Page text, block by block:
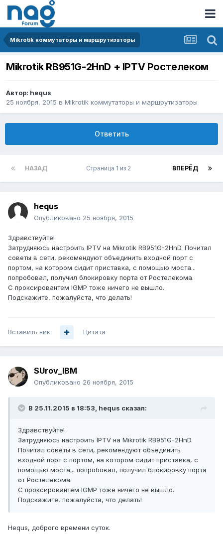
Mikrotik коммутаторы и маршрутизаторы
Mikrotik RB951G-2HnD + IPTV Ростелеком
Автор: hequs
25 ноября, 2015 в Mikrotik коммутаторы и маршрутизаторы
Ответить
НАЗАД ВПЕРЁД
Страница 1 из 2
hequs
Опубликовано 25 ноября, 2015
Здравствуйте!
Затрудняюсь настроить IPTV на Mikrotik RB951G-2HnD. Почитал
советы в сети, рекомендуют объединить входной порт с
портом, на котором сидит приставка, с помощью моста...
попробовал, получил блокировку порта от Ростелекома.
С проксировантем IGMP тоже ничего не вышло.
Подскажите, пожалуйста, что делать!
Вставить ник Цитата
SUrov_IBM
Опубликовано 26 ноября, 2015
В 25.11.2015 в 18:53, hequs сказал:
Здравствуйте!
Затрудняюсь настроить IPTV на Mikrotik RB951G-2HnD.
Почитал советы в сети, рекомендуют объединить
входной порт с портом, на котором сидит приставка, с
помощью моста... попробовал, получил блокировку порта
от Ростелекома.
С проксировантем IGMP тоже ничего не вышло.
Подскажите, пожалуйста, что делать!
Hequs, доброго времени суток.